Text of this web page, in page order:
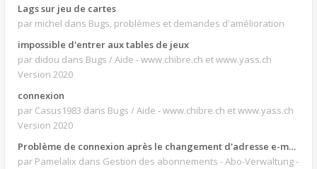
Lags sur jeu de cartes
par michel dans Bugs, problèmes et demandes d'amélioration
impossible d'entrer aux tables de jeux
par didou dans Bugs / Aide - www.chibre.ch et www.yass.ch
Version 2020
connexion
par Casus1983 dans Bugs / Aide - www.chibre.ch et www.yass.ch
Version 2020
Problème de connexion après le changement d'adresse e-mail.
par Pamelalix dans Gestion des abonnements - Abo-Verwaltung -